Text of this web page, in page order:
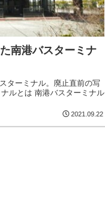
南港バスターミナ
ターミナル。廃止直前の写
ルとは 南港バスターミナル
2021.09.22